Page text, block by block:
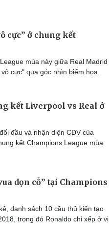
cực” ở chung kết
mùa này giữa Real Madrid
cực" qua góc nhìn biếm họa.
kết Liverpool vs Real ở
đầu và nhận diện CĐV của
kết Champions League mùa
dọn cỗ” tại Champions
danh sách 10 cầu thủ kiến tạo
trong đó Ronaldo chỉ xếp ở vị